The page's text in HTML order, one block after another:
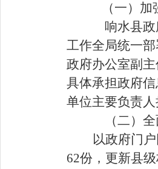
（一）
响水县
工作全局统一
政府办公室副
具体承担政府
单位主要负责
（二）
以政府门
62份，更新县